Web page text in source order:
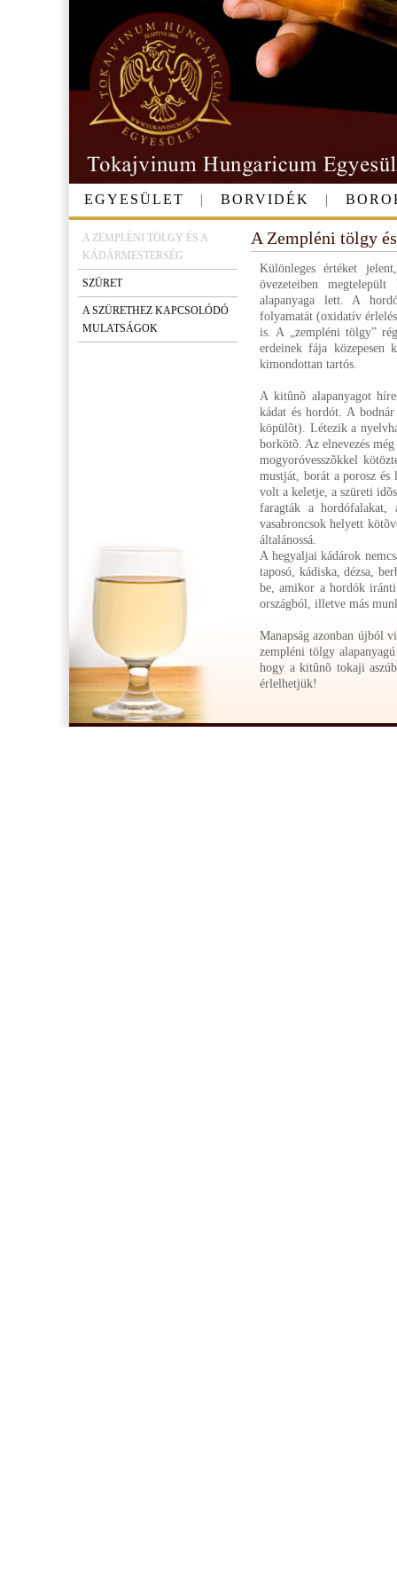
EGYESÜLET | BORVIDÉK |
A ZEMPLÉNI TÖLGY ÉS A
KÁDÁRMESTERSÉG
SZÜRET
A SZÜRETHEZ KAPCSOLÓDÓ
MULATSÁGOK
A Zempléni tölgy
Különleges értéket
övezeteiben
alapanyaga lett. A
folyamatát (oxidatív
is. A „zempléni tölgy”
erdeinek fája közepesen
kimondottan tartós.
A kitûnõ alapanyagot
kádat és hordót. A
köpülõt). Létezik a
borkötõ. Az elnevezés
mogyoróvesszõkkel
mustját, borát a porosz és
volt a keletje, a szüreti
faragták a hordófalakat,
vasabroncsok helyett
általánossá.
A hegyaljai kádárok
taposó, kádiska, dézsa,
be, amikor a hordók iránti
országból, illetve más
Manapság azonban újból
zempléni tölgy
hogy a kitûnõ tokaji
érlelhetjük!